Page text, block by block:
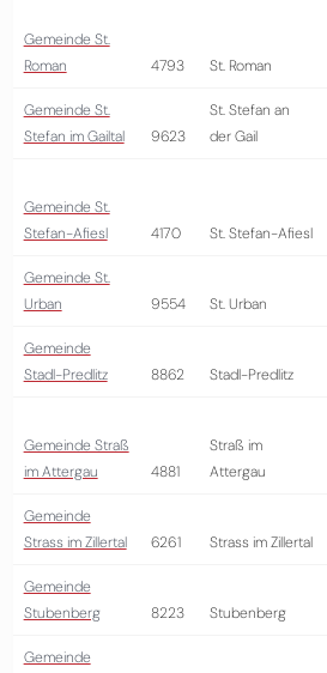
Gemeinde St.
Roman
4793 St. Roman
Gemeinde St.
Stefan im Gailtal
9623
St. Stefan an
der Gail
Gemeinde St.
Stefan-Afiesl
4170 St. Stefan-Afiesl
Gemeinde St.
Urban
9554 St. Urban
Gemeinde
Stadl-Predlitz
8862 Stadl-Predlitz
Gemeinde Straß
im Attergau
4881
Straß im
Attergau
Gemeinde
Strass im Zillertal
6261 Strass im Zillertal
Gemeinde
Stubenberg
8223 Stubenberg
Gemeinde